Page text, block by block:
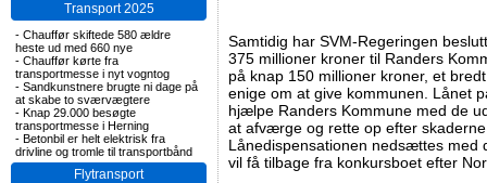
Transport 2025
- Chauffør skiftede 580 ældre
heste ud med 660 nye
- Chauffør kørte fra
transportmesse i nyt vogntog
- Sandkunstnere brugte ni dage på
at skabe to sværvægtere
- Knap 29.000 besøgte
transportmesse i Herning
- Betonbil er helt elektrisk fra
drivline og tromle til transportbånd
Flytransport
Samtidig har SVM-Regeringen
375 millioner kroner til Randers
på knap 150 millioner kroner, et
enige om at give kommunen. Lånet
hjælpe Randers Kommune med de
at afværge og rette op efter
Lånedispensationen nedsættes med
vil få tilbage fra konkursboet efter